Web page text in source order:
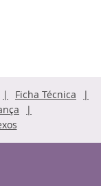
Ficha Técnica